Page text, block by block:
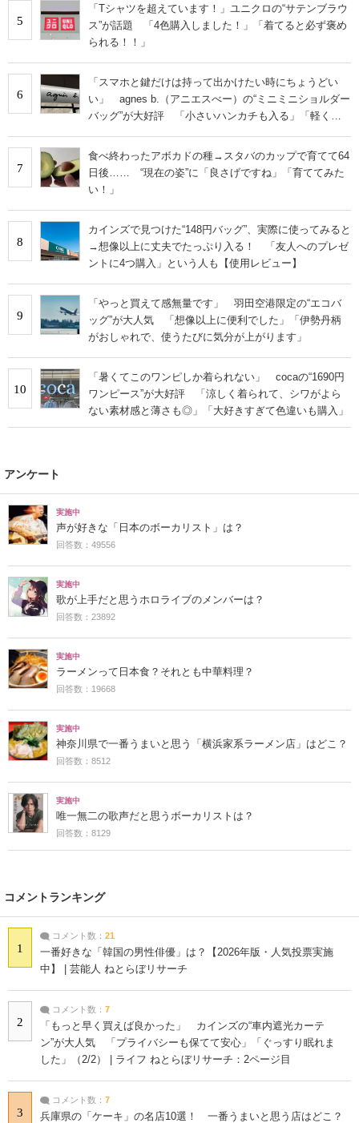
5
「Tシャツを超えています！」ユニクロの“サテンブラウ
ス”が話題 「4色購入しました！」「着てると必ず褒め
られる！！」
6
「スマホと鍵だけは持って出かけたい時にちょうどい
い」 agnes b.（アニエスべー）の“ミニミニショルダー
バッグ”が大好評 「小さいハンカチも入る」「軽くて
7
食べ終わったアボカドの種→スタバのカップで育てて64
日後…… “現在の姿”に「良さげですね」「育ててみた
い！」
8
カインズで見つけた“148円バッグ”、実際に使ってみると
→想像以上に丈夫でたっぷり入る！ 「友人へのプレゼ
ントに4つ購入」という人も【使用レビュー】
9
「やっと買えて感無量です」 羽田空港限定の“エコバ
ッグ”が大人気 「想像以上に便利でした」「伊勢丹柄
がおしゃれで、使うたびに気分が上がります」
10
「暑くてこのワンピしか着られない」 cocaの“1690円
ワンピース”が大好評 「涼しく着られて、シワがよら
ない素材感と薄さも◎」「大好きすぎて色違いも購入」
アンケート
実施中
声が好きな「日本のボーカリスト」は？
回答数：49556
実施中
歌が上手だと思うホロライブのメンバーは？
回答数：23892
実施中
ラーメンって日本食？それとも中華料理？
回答数：19668
実施中
神奈川県で一番うまいと思う「横浜家系ラーメン店」はどこ？
回答数：8512
実施中
唯一無二の歌声だと思うボーカリストは？
回答数：8129
コメントランキング
1
コメント数： 21
一番好きな「韓国の男性俳優」は？【2026年版・人気投票実施
中】 | 芸能人 ねとらぼリサーチ
2
コメント数： 7
「もっと早く買えば良かった」 カインズの“車内遮光カーテ
ン”が大人気 「プライバシーも保てて安心」「ぐっすり眠れま
した」（2/2） | ライフ ねとらぼリサーチ：2ページ目
3
コメント数： 7
兵庫県の「ケーキ」の名店10選！ 一番うまいと思う店はどこ？